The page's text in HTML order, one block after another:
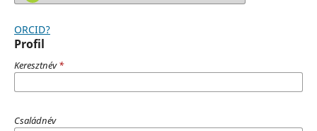
ORCID?
Profil
Keresztnév*
Családnév